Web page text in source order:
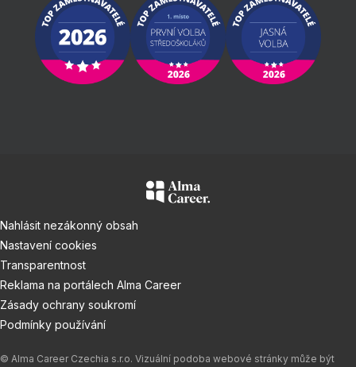
Nahlásit nezákonný obsah
Nastavení cookies
Transparentnost
Reklama na portálech Alma Career
Zásady ochrany soukromí
Podmínky používání
© Alma Career Czechia s.r.o. Vizuální podoba webové stránky může být